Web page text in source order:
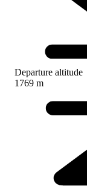
Departure altitude
1769 m